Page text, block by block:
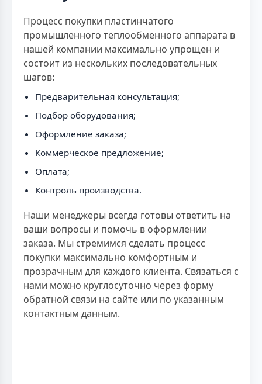
Процесс покупки пластинчатого
промышленного теплообменного аппарата в
нашей компании максимально упрощен и
состоит из нескольких последовательных
шагов:
Предварительная консультация;
Подбор оборудования;
Оформление заказа;
Коммерческое предложение;
Оплата;
Контроль производства.
Наши менеджеры всегда готовы ответить на
ваши вопросы и помочь в оформлении
заказа. Мы стремимся сделать процесс
покупки максимально комфортным и
прозрачным для каждого клиента. Связаться с
нами можно круглосуточно через форму
обратной связи на сайте или по указанным
контактным данным.